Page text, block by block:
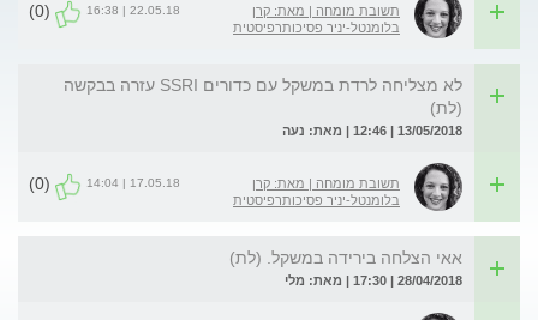
תשובת מומחה | מאת: קרן
בלומנטל-יניר פסיכותרפיסטית
22.05.18 | 16:38
(0)
לא מצליחה לרדת במשקל עם כדורים SSRI עזרה בבקשה
(לת)
13/05/2018 | 12:46 | מאת: נעה
תשובת מומחה | מאת: קרן
בלומנטל-יניר פסיכותרפיסטית
17.05.18 | 14:04
(0)
אאי הצלחה בירידה במשקל. (לת)
28/04/2018 | 17:30 | מאת: מלי